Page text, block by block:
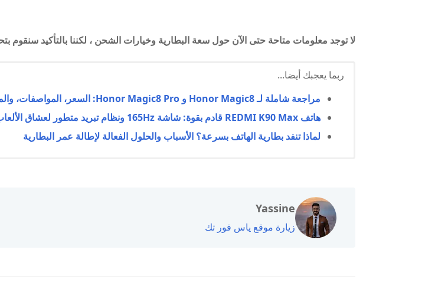
لا توجد معلومات متاحة حتى الآن حول سعة البطارية وخيارات الشحن ، لكننا بالتأكيد سنقوم
ربما يعجبك أيضا...
مراجعة شاملة لـ Honor Magic8 و Honor Magic8 Pro: السعر، المواصفات، والمميزات
هاتف REDMI K90 Max قادم بقوة: شاشة 165Hz ونظام تبريد متطور لعشاق الألعاب
لماذا تنفد بطارية الهاتف بسرعة؟ الأسباب والحلول الفعالة لإطالة عمر البطارية
Yassine
زيارة موقع ياس فور تك